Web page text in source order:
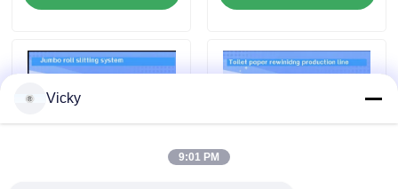
Neuigkeiten
Bitte um ein Angebot
VR
Vicky
9:01 PM